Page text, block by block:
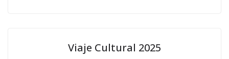
Viaje Cultural 2025